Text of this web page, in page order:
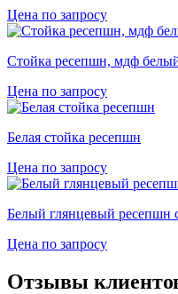
Цена по запросу
Cтойка ресепшн, мдф
Цена по запросу
Белая стойка ресепшн
Цена по запросу
Белый глянцевый ресепшн
Цена по запросу
Отзывы